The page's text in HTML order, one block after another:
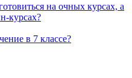
на очных курсах, а
курсах?
в 7 классе?